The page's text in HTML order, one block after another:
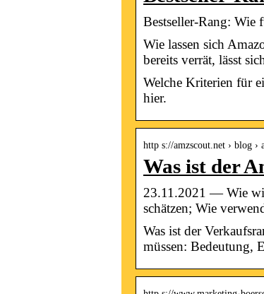
Bestseller-Rang: Wie
Wie lassen sich
bereits verrät, lässt
Welche Kriterien für
hier.
http s://amzscout.net › blog ›
Was ist der
23.11.2021 — Wie
schätzen; Wie
Was ist der
müssen: Bedeutung,